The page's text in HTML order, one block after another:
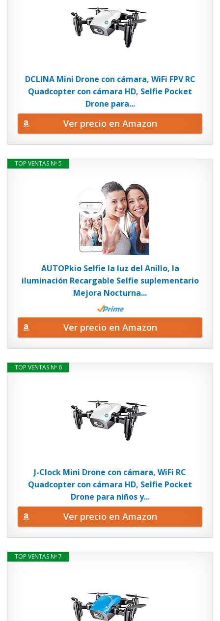
DCLINA Mini Drone con cámara, WiFi FPV RC
Quadcopter con cámara HD, Selfie Pocket
Drone para...
Ver precio en Amazon
TOP VENTAS Nº 5
AUTOPkio Selfie la luz del Anillo, la
iluminación Recargable Selfie suplementario
Mejora Nocturna...
Ver precio en Amazon
TOP VENTAS Nº 6
J-Clock Mini Drone con cámara, WiFi RC
Quadcopter con cámara HD, Selfie Pocket
Drone para niños y...
Ver precio en Amazon
TOP VENTAS Nº 7